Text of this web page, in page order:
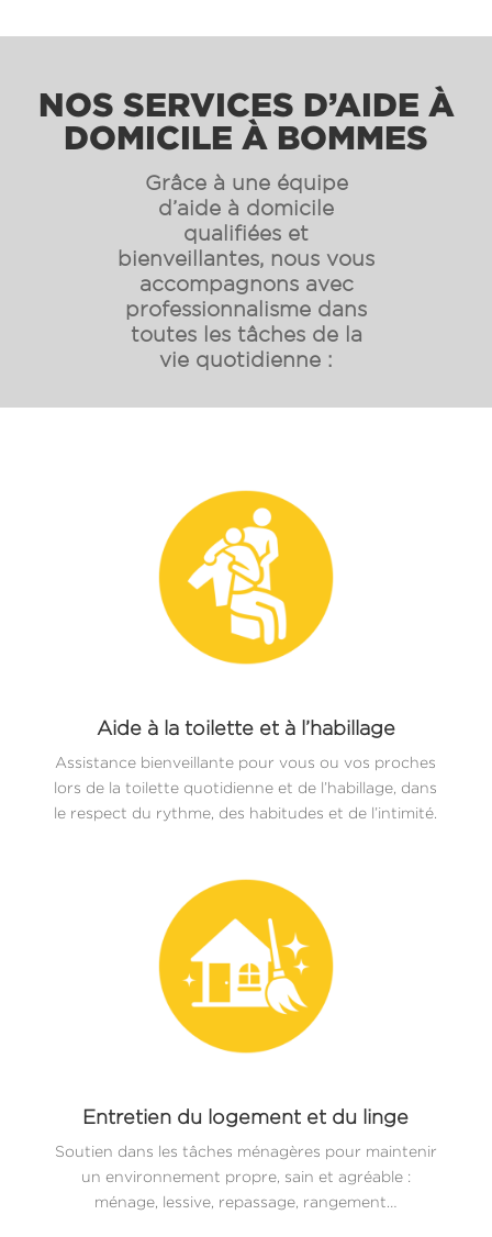
NOS SERVICES D’AIDE À
DOMICILE À BOMMES
Grâce à une équipe
d’aide à domicile
qualifiées et
bienveillantes, nous vous
accompagnons avec
professionnalisme dans
toutes les tâches de la
vie quotidienne :
Aide à la toilette et à l’habillage
Assistance bienveillante pour vous ou vos proches
lors de la toilette quotidienne et de l’habillage, dans
le respect du rythme, des habitudes et de l’intimité.
Entretien du logement et du linge
Soutien dans les tâches ménagères pour maintenir
un environnement propre, sain et agréable :
ménage, lessive, repassage, rangement…